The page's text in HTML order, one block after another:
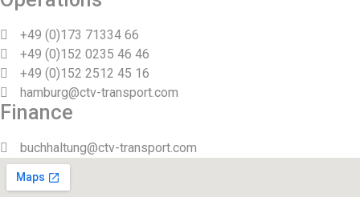
+49 (0)173 71334 66
+49 (0)152 0235 46 46
+49 (0)152 2512 45 16
hamburg@ctv-transport.com
Finance
buchhaltung@ctv-transport.com